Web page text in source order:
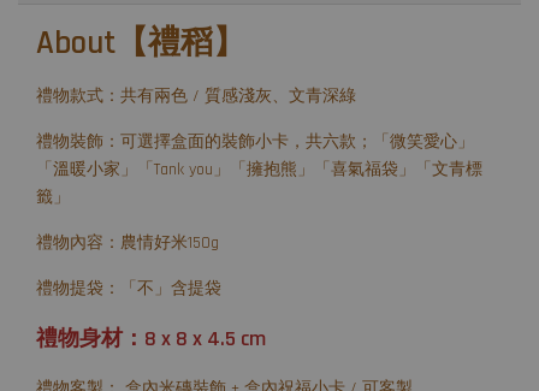
About【禮稻】
禮物款式：共有兩色 / 質感淺灰、文青深綠
禮物裝飾：可選擇盒面的裝飾小卡，共六款；「微笑愛心」
「溫暖小家」「Tank you」「擁抱熊」「喜氣福袋」「文青標
籤」
禮物內容：農情好米150g
禮物提袋：「不」含提袋
禮物身材：8 x 8 x 4.5 cm